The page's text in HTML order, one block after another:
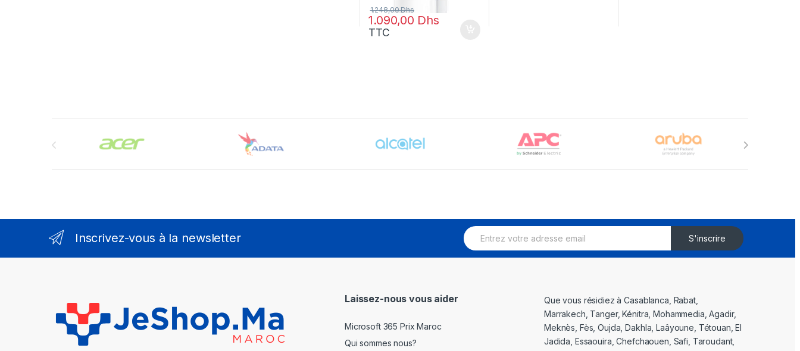
1.090,00 Dhs
1.248,00Dhs
TTC
Inscrivez-vous à la newsletter
E
m
S'inscrire
Laissez-nous vous aider
Microsoft 365 Prix Maroc
Qui sommes nous?
Que vous résidiez à Casablanca, Rabat,
Marrakech, Tanger, Kénitra, Mohammedia, Agadir,
Meknès, Fès, Oujda, Dakhla, Laâyoune, Tétouan, El
Jadida, Essaouira, Chefchaouen, Safi, Taroudant,